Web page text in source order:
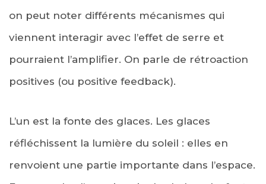
on peut noter différents mécanismes qui
viennent interagir avec l’effet de serre et
pourraient l’amplifier. On parle de rétroaction
positives (ou positive feedback).
L’un est la fonte des glaces. Les glaces
réfléchissent la lumière du soleil : elles en
renvoient une partie importante dans l’espace.